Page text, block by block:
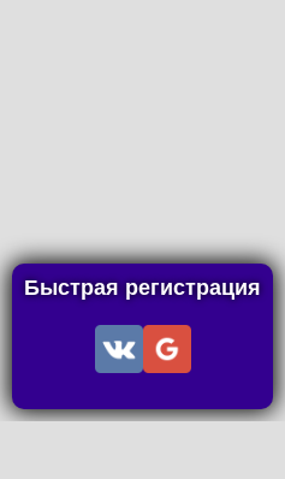
Быстрая регистрация